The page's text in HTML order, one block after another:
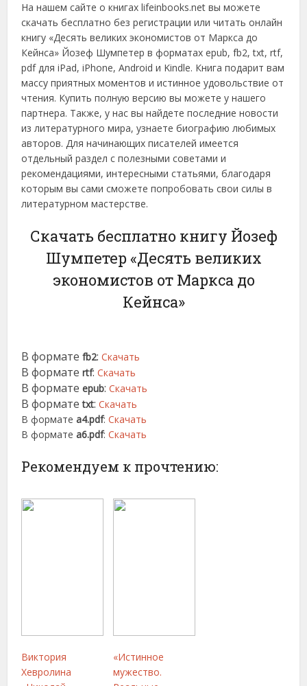
На нашем сайте о книгах lifeinbooks.net вы можете
скачать бесплатно без регистрации или читать онлайн
книгу «Десять великих экономистов от Маркса до
Кейнса» Йозеф Шумпетер в форматах epub, fb2, txt, rtf,
pdf для iPad, iPhone, Android и Kindle. Книга подарит вам
массу приятных моментов и истинное удовольствие от
чтения. Купить полную версию вы можете у нашего
партнера. Также, у нас вы найдете последние новости
из литературного мира, узнаете биографию любимых
авторов. Для начинающих писателей имеется
отдельный раздел с полезными советами и
рекомендациями, интересными статьями, благодаря
которым вы сами сможете попробовать свои силы в
литературном мастерстве.
Скачать бесплатно книгу Йозеф
Шумпетер «Десять великих
экономистов от Маркса до
Кейнса»
В форматеfb2:Скачать
В форматеrtf:Скачать
В форматеepub:Скачать
В форматеtxt:Скачать
В форматеa4.pdf:Скачать
В форматеa6.pdf:Скачать
Рекомендуем к прочтению:
Виктория
Хевролина
«Истинное
мужество.